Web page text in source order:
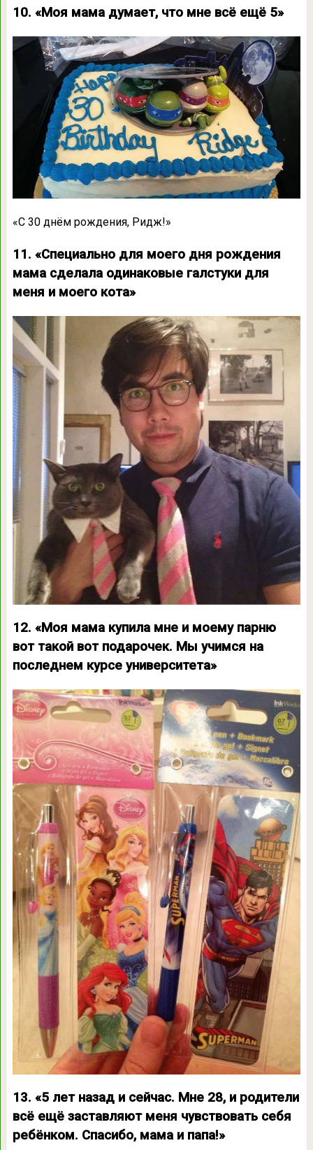
10. «Моя мама думает, что мне всё ещё 5»
«С 30 днём рождения, Ридж!»
11. «Специально для моего дня рождения
мама сделала одинаковые галстуки для
меня и моего кота»
12. «Моя мама купила мне и моему парню
вот такой вот подарочек. Мы учимся на
последнем курсе университета»
13. «5 лет назад и сейчас. Мне 28, и родители
всё ещё заставляют меня чувствовать себя
ребёнком. Спасибо, мама и папа!»